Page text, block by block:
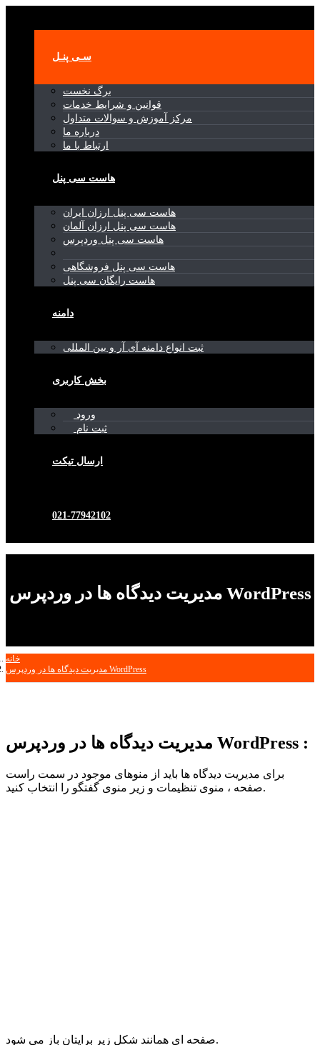
سـی پنـل
برگ نخست
قوانین و شرایط خدمات
مرکز آموزش و سوالات متداول
درباره ما
ارتباط با ما
هاست سی پنل
هاست سی پنل ارزان ایران
هاست سی پنل ارزان آلمان
هاست سی پنل وردپرس
هاست سی پنل فروشگاهی
هاست رایگان سی پنل
دامنه
ثبت انواع دامنه آی آر و بین المللی
بخش کاربری
ورود
ثبت نام
ارسال تیکت
021-77942102
مدیریت دیدگاه ها در وردپرس WordPress
خانه
مدیریت دیدگاه ها در وردپرس WordPress
مدیریت دیدگاه ها در وردپرس WordPress :
برای مدیریت دیدگاه ها باید از منوهای موجود در سمت راست
صفحه ، منوی تنظیمات و زیر منوی گفتگو را انتخاب کنید.
صفحه ای همانند شکل زیر برایتان باز می شود.